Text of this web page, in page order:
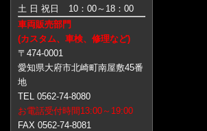
土 日 祝日
10：00～18：00
車両販売部門
(カスタム、車検、修理など)
〒474-0001
愛知県大府市北崎町南屋敷45番
地
TEL 0562-74-8080
お電話受付時間13:00～19:00
FAX 0562-74-8081